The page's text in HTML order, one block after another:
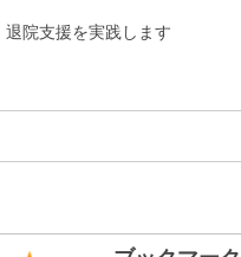
退院支援を実践します